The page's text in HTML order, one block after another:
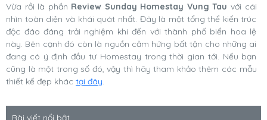
Vừa rồi là phần Review Sunday Homestay Vung Tau với cái
nhìn toàn diện và khái quát nhất. Đây là một tổng thể kiến trúc
độc đáo đáng trải nghiệm khi đến với thành phố biển hoa lệ
này. Bên cạnh đó còn là nguồn cảm hứng bất tận cho những ai
đang có ý định đầu tư Homestay trong thời gian tới. Nếu bạn
cũng là một trong số đó, vậy thì hãy tham khảo thêm các mẫu
thiết kế đẹp khác tại đây.
Bài viết nổi bật